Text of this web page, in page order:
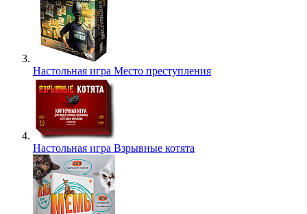
Настольная игра Место преступления
Настольная игра Взрывные котята